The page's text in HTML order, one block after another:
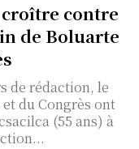
croître contre
de Boluarte
de rédaction, le
du Congrès ont
(55 ans) à